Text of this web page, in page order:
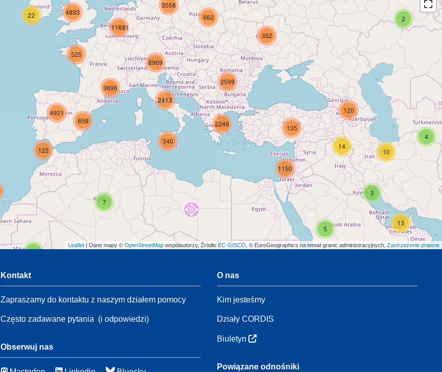
4
2
2
28 59
3
13
10
14
120
5
135
1150
340
7
122
352
662
2599
2246
22 4893
3558
525
859
4921
11681
3896
2413
8969
Leaflet | Dane mapy © OpenStreetMap współautorzy, Źródło EC-GISCO , © EuroGeographics na temat granic administracyjnych, Zastrzeżenie prawne
Kontakt
Zapraszamy do kontaktu z naszym działem pomocy
Często zadawane pytania (i odpowiedzi)
Obserwuj nas
O nas
Kim jesteśmy
Działy CORDIS
Biuletyn
Powiązane odnośniki